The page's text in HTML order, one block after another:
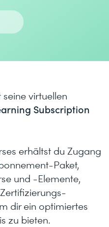
virtuellen
Subscription
erhältst du Zugang
Paket,
und -Elemente,
dir ein optimiertes
zu bieten.